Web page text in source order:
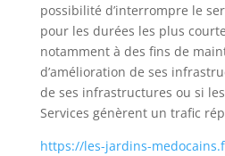
possibilité d’interrompre le
pour les durées les plus
notamment à des fins de
d’amélioration de ses
de ses infrastructures ou si
Services génèrent un trafic
https://les-jardins-